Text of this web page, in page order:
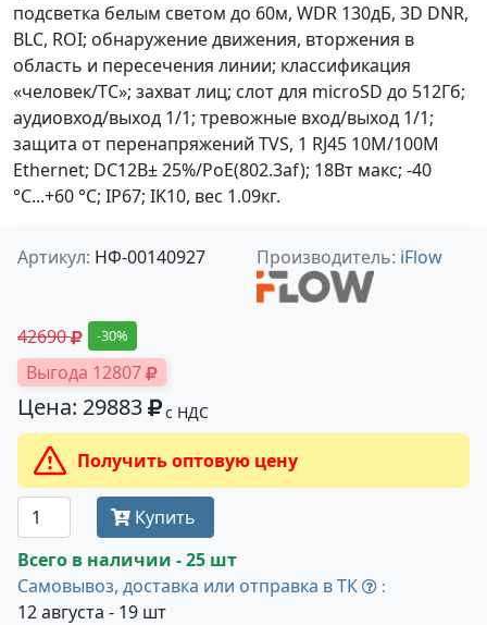
подсветка белым светом до 60м, WDR 130дБ, 3D DNR,
BLC, ROI; обнаружение движения, вторжения в
область и пересечения линии; классификация
«человек/ТС»; захват лиц; слот для microSD до 512Гб;
аудиовход/выход 1/1; тревожные вход/выход 1/1;
защита от перенапряжений TVS, 1 RJ45 10M/100M
Ethernet; DC12В± 25%/PoE(802.3af); 18Вт макс; -40
°C...+60 °C; IP67; IK10, вес 1.09кг.
Артикул: НФ-00140927 Производитель: iFlow
42690 -30%
Выгода 12807
Цена: 29883 с НДС
Получить оптовую цену
Купить
Всего в наличии - 25 шт
Самовывоз, доставка или отправка в ТК
:
12 августа - 19 шт